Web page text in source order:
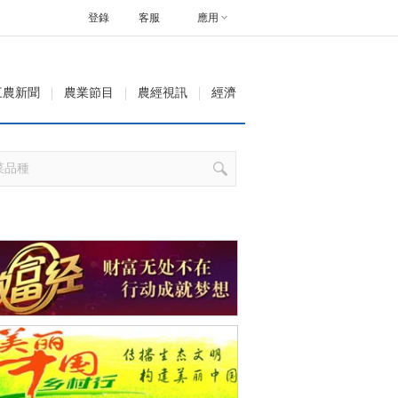
客服 應用
登錄
農新聞 農業節目 農經視訊 經濟